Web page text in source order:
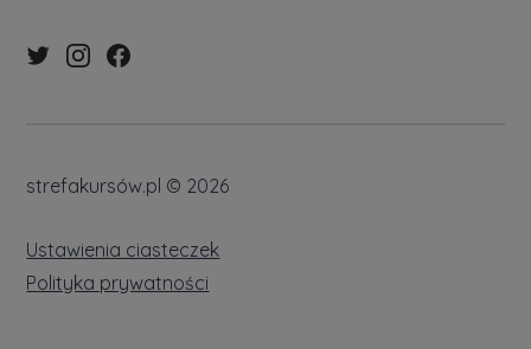
strefakursów.pl © 2026
Ustawienia ciasteczek
Polityka prywatności